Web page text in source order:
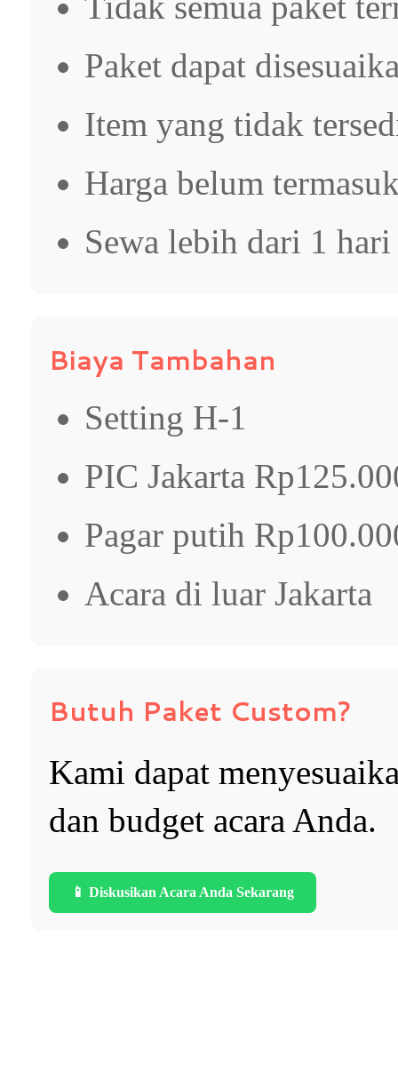
Paket dapat
Item yang tidak
Harga belum
Sewa lebih dari 1
Biaya Tambahan
Setting H-1
PIC Jakarta
Pagar putih
Acara di luar Jakarta
Butuh Paket Custom?
Kami dapat
dan budget acara Anda.
📱 Diskusikan Acara Anda Sekarang